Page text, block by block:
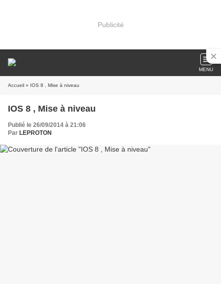
Publicité
MENU
Accueil » IOS 8 , Mise à niveau
IOS 8 , Mise à niveau
Publié le 26/09/2014 à 21:06
Par LEPROTON